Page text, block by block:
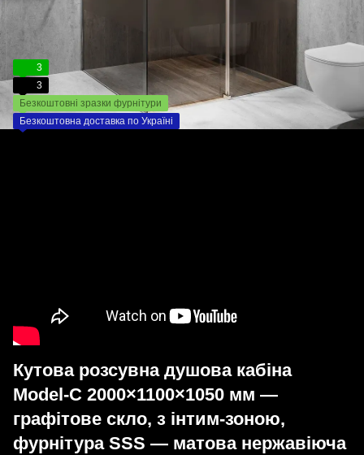
3
3
Безкоштовні зразки фурнітури
Безкоштовна доставка по Україні
Кутова розсувна душова кабіна
Model-C 2000×1100×1050 мм —
графітове скло, з інтим-зоною,
фурнітура SSS — матова нержавіюча